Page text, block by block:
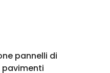
pannelli di